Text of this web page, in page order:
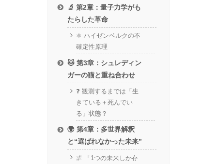
🔬 第2章：量子力学がも
たらした革命
⚛️ ハイゼンベルクの不
確定性原理
🐱 第3章：シュレディン
ガーの猫と重ね合わせ
❓ 観測するまでは「生
きている＋死んでい
る」状態？
🌍 第4章：多世界解釈
と“選ばれなかった未来”
🌌 「1つの未来しか存